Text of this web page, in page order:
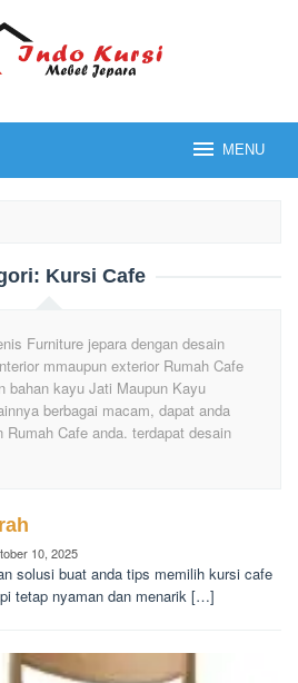
MENU
Kursi Cafe
Furniture jepara dengan desain
mmaupun exterior Rumah Cafe
bahan kayu Jati Maupun Kayu
berbagai macam, dapat anda
Cafe anda. terdapat desain
10, 2025
solusi buat anda tips memilih kursi cafe
tetap nyaman dan menarik […]